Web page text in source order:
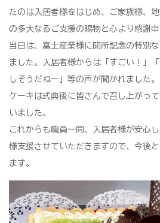
たのは入居者様をはじめ、ご家族様、
の多大なるご支援の賜物と心より感謝申
当日は、富士産業様に開所記念の特別
ました。入居者様からは「すごい！」
しそうだねー」等の声が聞かれました。
ケーキは式典後に皆さんで召し上がっ
いました。
これからも職員一同、入居者様が安心
様支援させていただきますので、今後
ます。